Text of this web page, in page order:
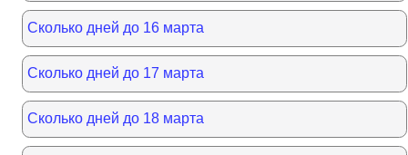
Сколько дней до 16 марта
Сколько дней до 17 марта
Сколько дней до 18 марта